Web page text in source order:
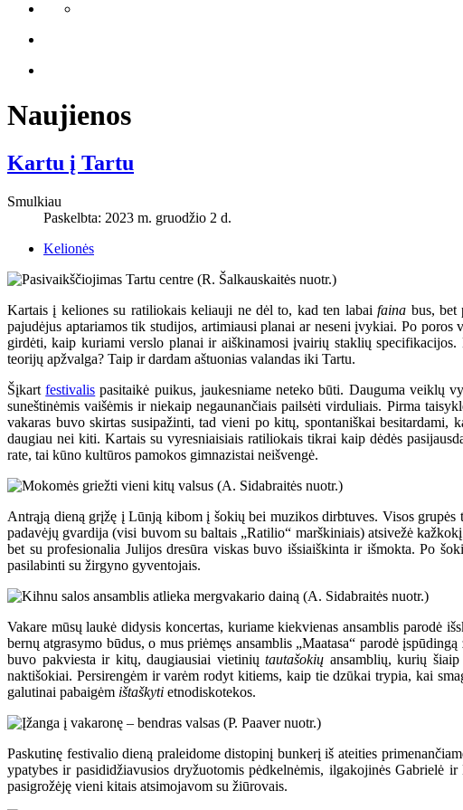
Naujienos
Kartu į Tartu
Smulkiau
Paskelbta: 2023 m. gruodžio 2 d.
Kelionės
Kartais į keliones su ratiliokais keliauji ne dėl to, kad ten labaifaina bus, bet
pajudėjus aptariamos tik studijos, artimiausi planai ar neseni įvykiai. Po
girdėti, kaip kuriami verslo planai ir aiškinamosi įvairių staklių specifikacijos.
teorijų apžvalga? Taip ir dardam aštuonias valandas iki Tartu.
Šįkartfestivalis pasitaikė puikus, jaukesniame neteko būti. Dauguma veiklų
suneštinėmis vaišėmis ir niekaip negaunančiais pailsėti virduliais. Pirma
vakaras buvo skirtas susipažinti, tad vieni po kitų, spontaniškai
daugiau nei kiti. Kartais su vyresniaisiais ratiliokais tikrai kaip dėdės
rate, tai kūno kultūros pamokos gimnazistai neišvengė.
Antrąją dieną grįžę į Lūnją kibom į šokių bei muzikos dirbtuves. Visos grupės
padavėjų gvardija (visi buvom su baltais „Ratilio“ marškiniais) atsivežė
bet su profesionalia Julijos dresūra viskas buvo išsiaiškinta ir išmokta. Po
pasilabinti su žirgyno gyventojais.
Vakare mūsų laukė didysis koncertas, kuriame kiekvienas ansamblis parodė
bernų atgrasymo būdus, o mus priėmęs ansamblis „Maatasa“ parodė
buvo pakviesta ir kitų, daugiausiai vietinių tautašokių ansamblių, kurių
naktišokiai. Persirengėm ir varėm rodyt kitiems, kaip tie dzūkai trypia, kai
galutinai pabaigėm ištaškyti etnodiskotekos.
Paskutinę festivalio dieną praleidome distopinį bunkerį iš ateities
ypatybes ir pasididžiavusios dryžuotomis pėdkelnėmis, ilgakojinės Gabrielė
pasigrožėję vieni kitais atsimojavom su žiūrovais.